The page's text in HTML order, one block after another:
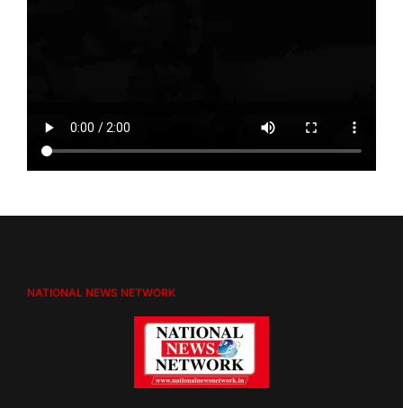
NATIONAL NEWS NETWORK